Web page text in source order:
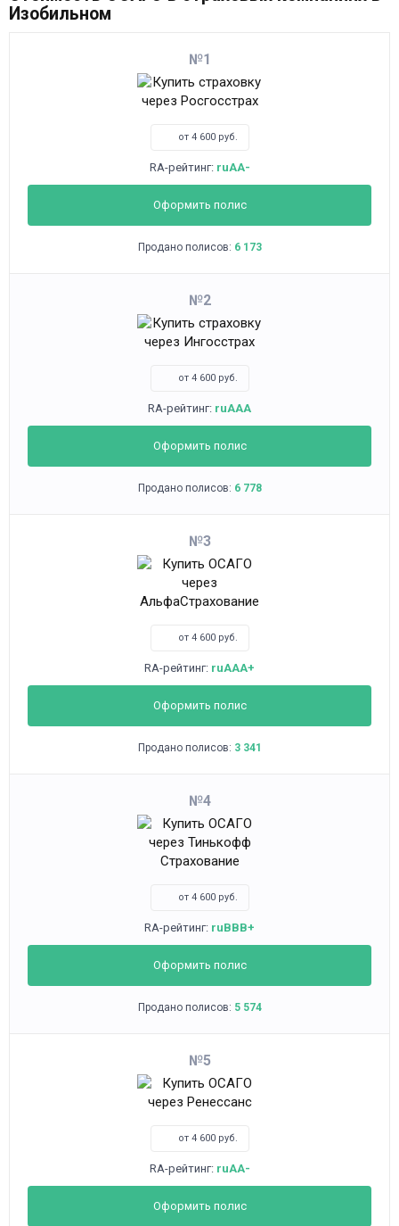
Изобильном
1
от 4 600 руб.
RA-рейтинг: ruAA-
Оформить полис
Продано полисов: 6 173
2
от 4 600 руб.
RA-рейтинг: ruAAA
Оформить полис
Продано полисов: 6 778
3
от 4 600 руб.
RA-рейтинг: ruAAA+
Оформить полис
Продано полисов: 3 341
4
от 4 600 руб.
RA-рейтинг: ruBBB+
Оформить полис
Продано полисов: 5 574
5
от 4 600 руб.
RA-рейтинг: ruAA-
Оформить полис